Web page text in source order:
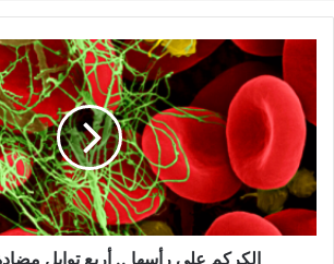
الكركم
على
رأسها
..
أربع
توابل
مضادة
لتخثر
الدم
الكركم على رأسها .. أربع توابل